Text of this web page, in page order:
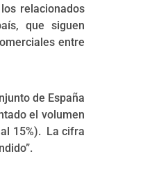
relacionados
que siguen
entre
de España
el volumen
15%). La cifra